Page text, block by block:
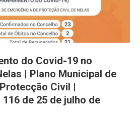
do Covid-19 no
| Plano Municipal de
Civil |
de 25 de julho de